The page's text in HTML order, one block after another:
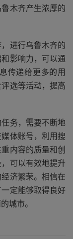
木齐产生浓厚的
进行乌鲁木齐的
影响力，可以通
传递给更多的用
选等活动，提高
务，需要不断地
体账号，利用搜
内容的质量和创
可以有效地提升
济繁荣。相信在
定能够取得良好
城市。